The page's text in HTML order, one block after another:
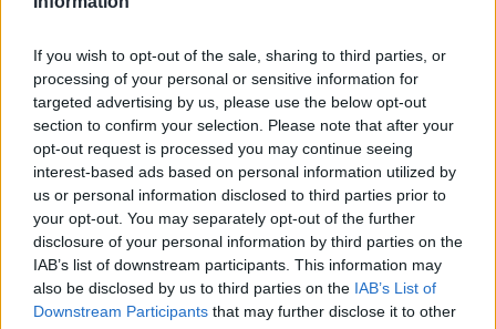
If you wish to opt-out of the sale, sharing to third parties, or
processing of your personal or sensitive information for
targeted advertising by us, please use the below opt-out
section to confirm your selection. Please note that after your
opt-out request is processed you may continue seeing
interest-based ads based on personal information utilized by
us or personal information disclosed to third parties prior to
your opt-out. You may separately opt-out of the further
disclosure of your personal information by third parties on the
IAB’s list of downstream participants. This information may
also be disclosed by us to third parties on the IAB’s List of
Downstream Participants that may further disclose it to other